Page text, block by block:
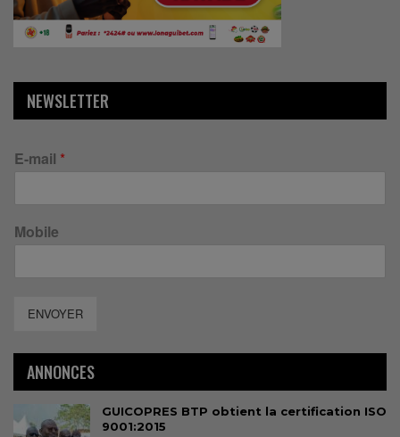
NEWSLETTER
E-mail *
Mobile
ENVOYER
ANNONCES
GUICOPRES BTP obtient la certification ISO
9001:2015